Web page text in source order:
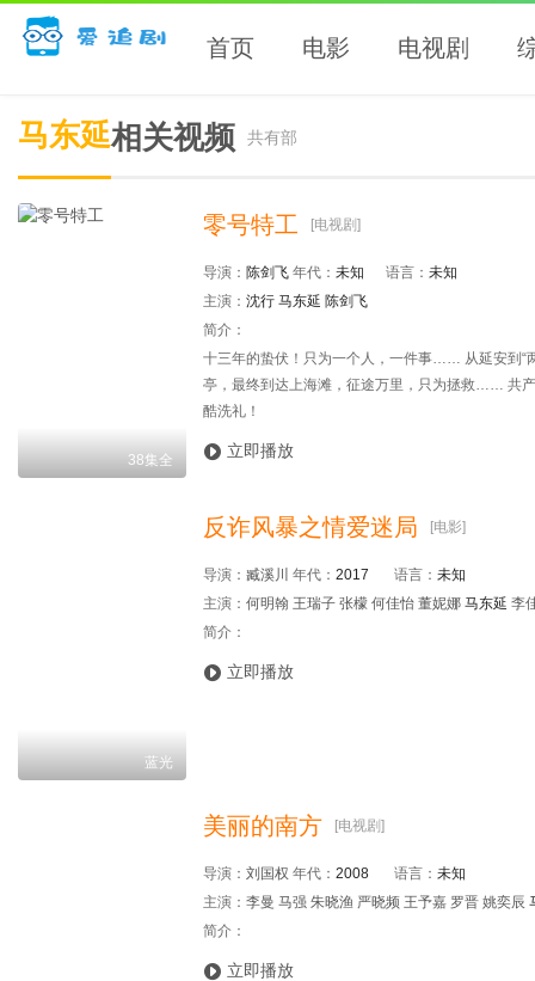
首页 电影 电视剧
马东延相关视频 共有部
38集全
零号特工 [电视剧]
导演： 陈剑飞 年代： 未知 语言： 未知
主演： 沈行 马东延 陈剑飞
简介：
十三年的蛰伏！只为一个人，一件事…… 从延安到“
亭，最终到达上海滩，征途万里，只为拯救…… 共
酷洗礼！
 立即播放
蓝光
反诈风暴之情爱迷局 [电影]
导演： 臧溪川 年代： 2017 语言： 未知
主演： 何明翰 王瑞子 张檬 何佳怡 董妮娜 马东延 李
简介：
 立即播放
美丽的南方 [电视剧]
导演： 刘国权 年代： 2008 语言： 未知
主演： 李曼 马强 朱晓渔 严晓频 王予嘉 罗晋 姚奕辰
简介：
 立即播放